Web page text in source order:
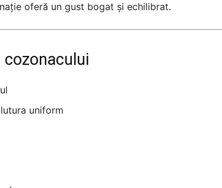
oferă un gust bogat și echilibrat.
cozonacului
uniform